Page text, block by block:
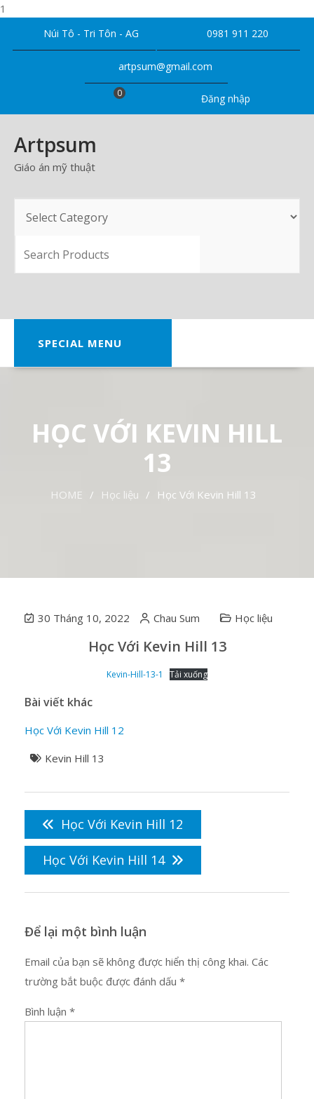
1
Núi Tô - Tri Tôn - AG 0981 911 220
artpsum@gmail.com
Đăng nhập
0
Artpsum
Giáo án mỹ thuật
SEARCH
SPECIAL MENU
HỌC VỚI KEVIN HILL
13
HOME Học liệu Học Với Kevin Hill 13
30 Tháng 10, 2022 Chau Sum Học liệu
Học Với Kevin Hill 13
Kevin-Hill-13-1 Tải xuống
Bài viết khác
Học Với Kevin Hill 12
Kevin Hill 13
hướng
bài
viết
Học Với Kevin Hill 12
Học Với Kevin Hill 14
Để lại một bình luận
Email của bạn sẽ không được hiển thị công khai. Các
trường bắt buộc được đánh dấu *
Bình luận *